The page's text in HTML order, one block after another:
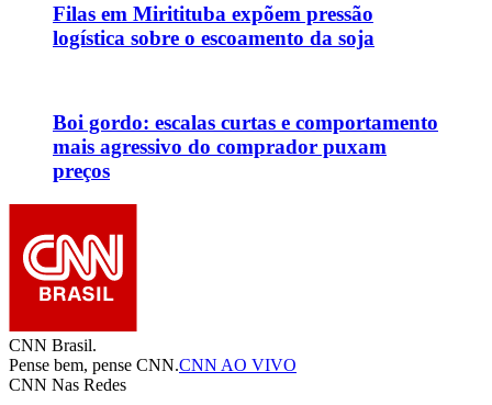
Filas em Miritituba expõem pressão
logística sobre o escoamento da soja
Boi gordo: escalas curtas e comportamento
mais agressivo do comprador puxam
preços
CNN Brasil.
Pense bem, pense CNN.CNN AO VIVO
CNN Nas Redes